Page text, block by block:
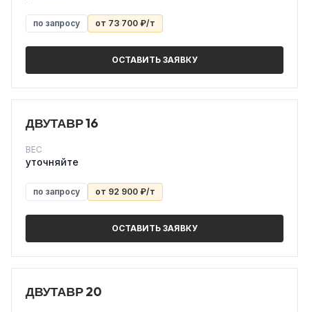
по запросу от 73 700 ₽/т
ОСТАВИТЬ ЗАЯВКУ
ДВУТАВР 16
ВЕС
уточняйте
по запросу от 92 900 ₽/т
ОСТАВИТЬ ЗАЯВКУ
ДВУТАВР 20